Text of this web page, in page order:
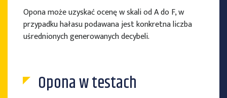
Opona może uzyskać ocenę w skali od A do F, w
przypadku hałasu podawana jest konkretna liczba
uśrednionych generowanych decybeli.
Opona w testach